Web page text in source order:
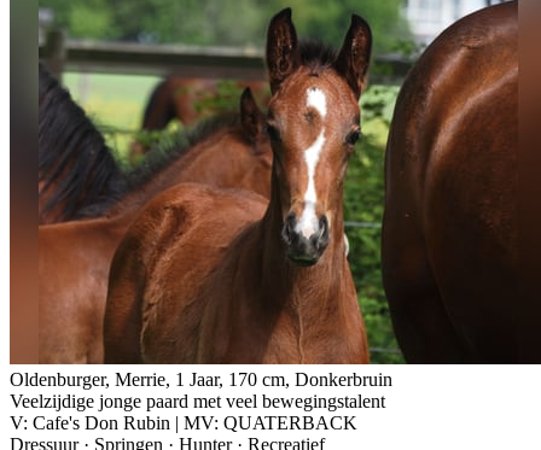
Oldenburger, Merrie, 1 Jaar, 170 cm, Donkerbruin
Veelzijdige jonge paard met veel bewegingstalent
V: Cafe's Don Rubin | MV: QUATERBACK
Dressuur · Springen · Hunter · Recreatief